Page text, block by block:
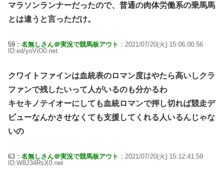
マラソンランナーだったので、普通の肉体労働系の乗馬馬
とは違うと言っただけ。
59： 名無しさん＠実況で競馬板アウト ：2021/07/20(火) 15:06:00.56
ID:ed/yoViO0.net
クワイトファインは血統表のロマン度はやたら高いしクラ
ファンで残したいって人がいるのも分かるわ
キセキノテイオーにしても血統ロマンで押し切れば競走デ
ビューなんかさせなくても支援してくれる人いるんじゃな
いの
63： 名無しさん＠実況で競馬板アウト ：2021/07/20(火) 15:12:41.59
ID:W8J34RsX0.net